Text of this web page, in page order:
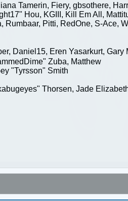
Tamerin, Fiery, gbsothere,
Hou, KGIII, Kill Em All,
Rumbaar, Pitti, RedOne, S-Ace,
Daniel15, Eren Yasarkurt, Gary
Zuba, Matthew
"Tyrsson" Smith
Thorsen, Jade